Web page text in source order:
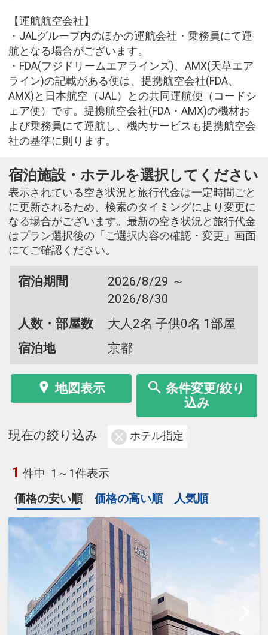
【運航航空会社】
・JALグループ内のほかの運航会社・乗務員にて運
航となる場合がございます。
・FDA(フジドリームエアラインズ)、AMX(天草エア
ライン)の記載がある便は、提携航空会社(FDA、
AMX)と日本航空（JAL）との共同運航便（コードシ
ェア便）です。提携航空会社(FDA・AMX)の機材お
よび乗務員にて運航し、機内サービスも提携航空会
社の基準に則ります。
宿泊施設・ホテルを選択してください
表示されている空き状況と旅行代金は一定時間ごと
に更新されるため、検索のタイミングにより変更に
なる場合がございます。最新の空き状況と旅行代金
はプラン選択後の「ご選択内容の確認・変更」画面
にてご確認ください。
宿泊期間
2026/8/29 ～
2026/8/30
人数・部屋数
大人2名 子供0名 1部屋
宿泊地
京都
地図表示
条件変更/絞り
込み
現在の絞り込み ホテル指定
1 件中 1～1件表示
価格の安い順
価格の高い順 人気順